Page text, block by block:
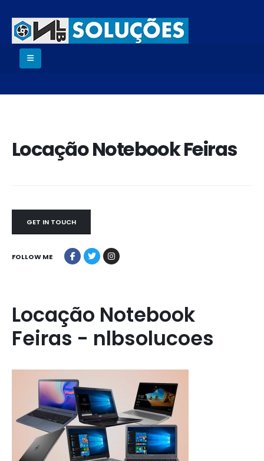
Locação Notebook Feiras
GET IN TOUCH
FOLLOW ME
Locação Notebook
Feiras - nlbsolucoes